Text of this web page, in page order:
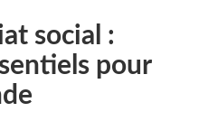
social :
pour